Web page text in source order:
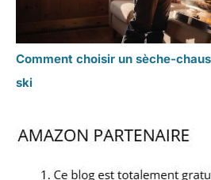
Comment choisir un sèche-
ski